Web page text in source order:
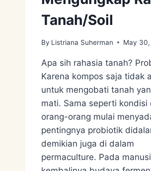
Tanah/Soil
By Listriana Suherman May
Apa sih rahasia tanah?
Karena kompos saja tidak
untuk mengobati tanah
mati. Sama seperti kondisi
orang-orang mulai
pentingnya probiotik
demikian juga di dalam
permaculture. Pada